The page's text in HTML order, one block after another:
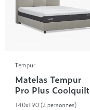
Tempur
Matelas Tempur
Pro Plus Coolquilt
140x190 (2 personnes)